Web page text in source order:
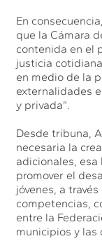
En
que la Cámara
contenida en el
justicia
en medio de la
externalidades
y privada”.
Desde tribuna,
necesaria la
adicionales,
promover el
jóvenes, a
competencias,
entre la
municipios y